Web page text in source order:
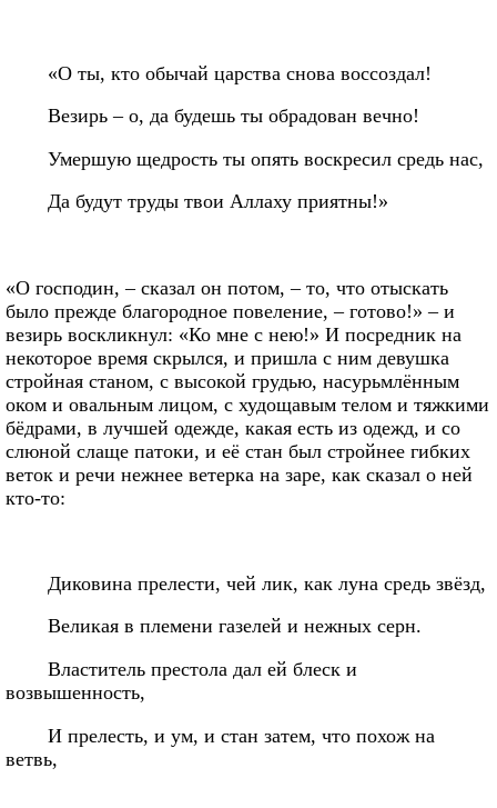
«О ты, кто обычай царства снова воссоздал!
Везирь – о, да будешь ты обрадован вечно!
Умершую щедрость ты опять воскресил средь нас,
Да будут труды твои Аллаху приятны!»
«О господин, – сказал он потом, – то, что отыскать
было прежде благородное повеление, – готово!» – и
везирь воскликнул: «Ко мне с нею!» И посредник на
некоторое время скрылся, и пришла с ним девушка
стройная станом, с высокой грудью, насурьмлённым
оком и овальным лицом, с худощавым телом и тяжкими
бёдрами, в лучшей одежде, какая есть из одежд, и со
слюной слаще патоки, и её стан был стройнее гибких
веток и речи нежнее ветерка на заре, как сказал о ней
кто-то:
Диковина прелести, чей лик, как луна средь звёзд,
Великая в племени газелей и нежных серн.
Властитель престола дал ей блеск и
возвышенность,
И прелесть, и ум, и стан затем, что похож на
ветвь,